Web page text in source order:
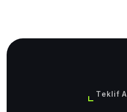
Teklif Al